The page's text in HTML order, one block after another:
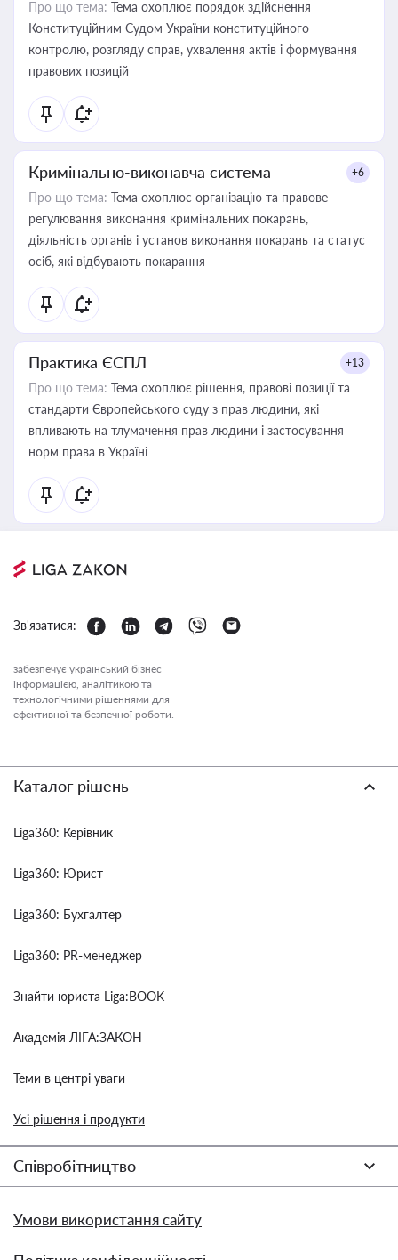
Про що тема: Тема охоплює порядок здійснення
Конституційним Судом України конституційного
контролю, розгляду справ, ухвалення актів і формування
правових позицій
Кримінально-виконавча система +6
Про що тема: Тема охоплює організацію та правове
регулювання виконання кримінальних покарань,
діяльність органів і установ виконання покарань та статус
осіб, які відбувають покарання
Практика ЄСПЛ +13
Про що тема: Тема охоплює рішення, правові позиції та
стандарти Європейського суду з прав людини, які
впливають на тлумачення прав людини і застосування
норм права в Україні
Зв'язатися:
забезпечує український бізнес
інформацією, аналітикою та
технологічними рішеннями для
ефективної та безпечної роботи.
Каталог рішень
Liga360: Керівник
Liga360: Юрист
Liga360: Бухгалтер
Liga360: PR-менеджер
Знайти юриста Liga:BOOK
Академія ЛІГА:ЗАКОН
Теми в центрі уваги
Усі рішення і продукти
Співробітництво
Умови використання сайту